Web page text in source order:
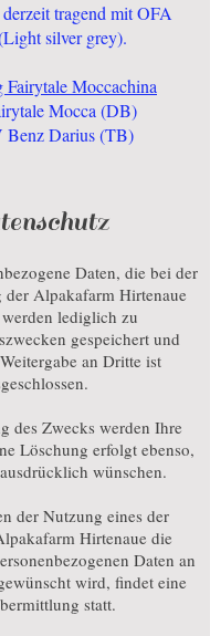
tragend mit OFA
silver grey).
Fairytale Moccachina
Mocca (DB)
Benz Darius (TB)
Daten, die bei der
der Alpakafarm Hirtenaue
lediglich zu
gespeichert und
an Dritte ist
des Zwecks werden Ihre
Löschung erfolgt ebenso,
wünschen.
der Nutzung eines der
Hirtenaue die
Daten an
wird, findet eine
statt.